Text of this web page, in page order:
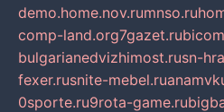
demo.home.nov.rumnso.ru
comp-land.org7gazet.ru
bulgarianedvizhimost.rusn-
fexer.rusnite-mebel.ru
0sporte.ru9rota-game.ru